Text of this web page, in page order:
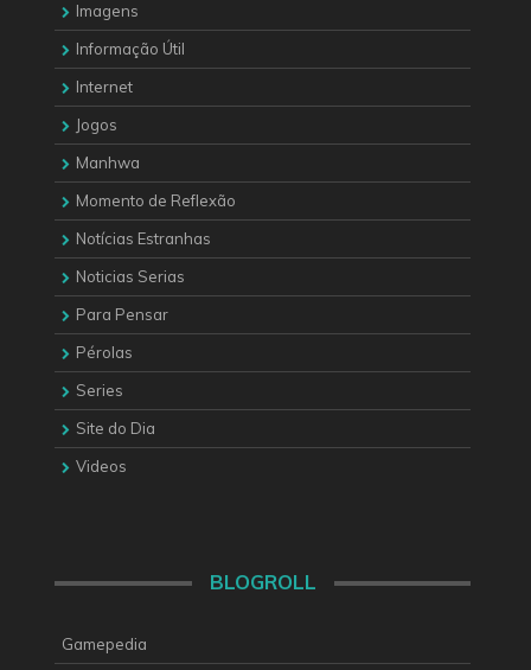
Imagens
Informação Útil
Internet
Jogos
Manhwa
Momento de Reflexão
Notícias Estranhas
Noticias Serias
Para Pensar
Pérolas
Series
Site do Dia
Videos
BLOGROLL
Gamepedia